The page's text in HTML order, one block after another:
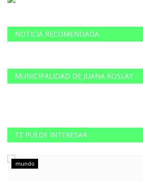
NOTICIA RECOMENDADA
MUNICIPALIDAD DE JUANA KOSLAY
TE PUEDE INTERESAR
mundo